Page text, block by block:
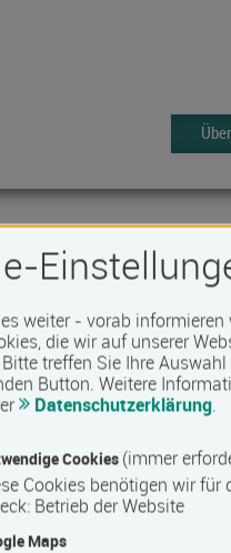
der
weiter - vorab informieren
die wir auf unserer
treffen Sie Ihre Auswahl
Button. Weitere
Datenschutzerklärung.
Cookies (immer
Cookies benötigen wir für
: Betrieb der Website
Maps